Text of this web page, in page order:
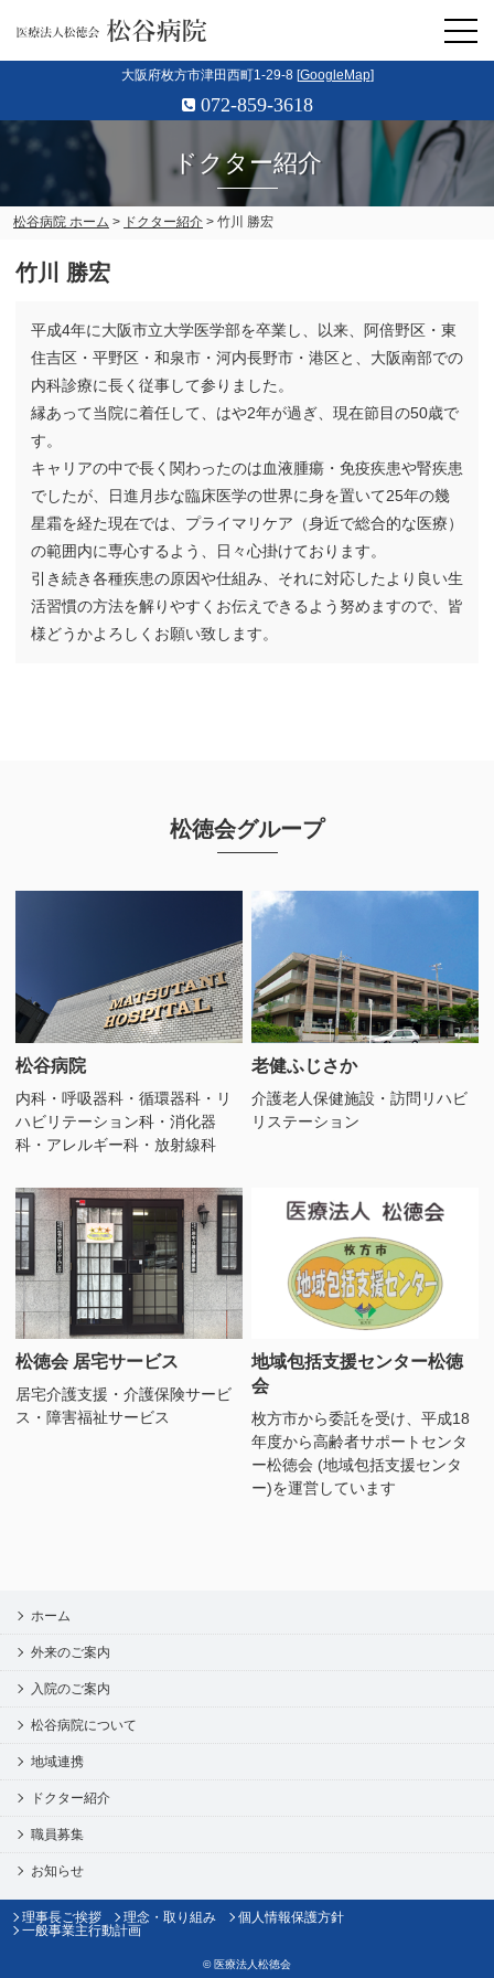
大阪府枚方市津田西町1-29-8 [GoogleMap]
072-859-3618
ドクター紹介
松谷病院 ホーム > ドクター紹介 > 竹川 勝宏
竹川 勝宏
平成4年に大阪市立大学医学部を卒業し、以来、阿倍野区・東
住吉区・平野区・和泉市・河内長野市・港区と、大阪南部での
内科診療に長く従事して参りました。
縁あって当院に着任して、はや2年が過ぎ、現在節目の50歳で
す。
キャリアの中で長く関わったのは血液腫瘍・免疫疾患や腎疾患
でしたが、日進月歩な臨床医学の世界に身を置いて25年の幾
星霜を経た現在では、プライマリケア（身近で総合的な医療）
の範囲内に専心するよう、日々心掛けております。
引き続き各種疾患の原因や仕組み、それに対応したより良い生
活習慣の方法を解りやすくお伝えできるよう努めますので、皆
様どうかよろしくお願い致します。
松徳会グループ
松谷病院
内科・呼吸器科・循環器科・リ
ハビリテーション科・消化器
科・アレルギー科・放射線科
老健ふじさか
介護老人保健施設・訪問リハビ
リステーション
松徳会 居宅サービス
居宅介護支援・介護保険サービ
ス・障害福祉サービス
地域包括支援センター松徳
会
枚方市から委託を受け、平成18
年度から高齢者サポートセンタ
ー松徳会 (地域包括支援センタ
ー)を運営しています
ホーム
外来のご案内
入院のご案内
松谷病院について
地域連携
ドクター紹介
職員募集
お知らせ
理事長ご挨拶 理念・取り組み
個人情報保護方針
一般事業主行動計画
© 医療法人松徳会